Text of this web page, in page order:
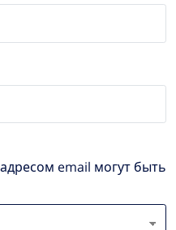
email могут быть